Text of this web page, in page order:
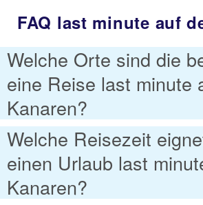
FAQ last minute auf
Welche Orte sind die
eine Reise last minute
Kanaren?
Welche Reisezeit
einen Urlaub last
Kanaren?